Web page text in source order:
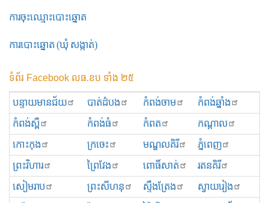
ការចុះឈ្មោះបោះឆ្នោត
ការបោះឆ្នោត (ឃុំ សង្កាត់)
ទំព័រ Facebook លធ.ខប ទាំង ២៥
បន្ទាយមានជ័យ បាត់ដំបង កំពង់ចាម
កំពង់ឆ្នាំង
កំពង់ស្ពឺ
កំពង់ធំ កំពត
កណ្ដាល
កោះកុង
ក្រចេះ មណ្ឌលគិរី
ភ្នំពេញ
ព្រះ​វិហារ
ព្រៃវែង ពោធិ៍សាត់
រតនគិរី
សៀមរាប
ព្រះសីហនុ ស្ទឹងត្រែង
ស្វាយរៀង